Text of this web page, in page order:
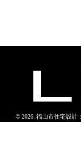
© 2026. 福山市住宅設計